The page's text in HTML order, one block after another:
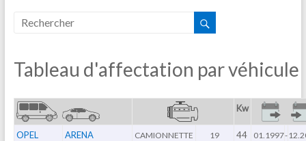
Tableau d'affectation par véhicule
Kw
OPEL
ARENA
CAMIONNETTE
19
44 01.1997-